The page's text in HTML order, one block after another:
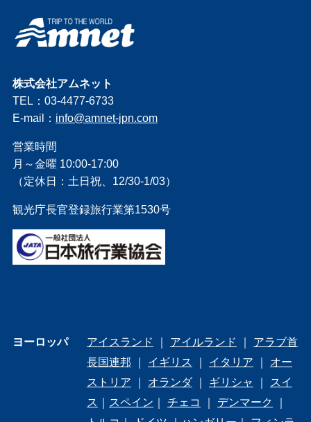
株式会社アムネット
TEL：03-4477-6733
E-mail： info@amnet-jpn.com
営業時間
月～金曜 10:00-17:00
（定休日：土日祝、12/30-1/03）
観光庁長官登録旅行業第1530号
ヨーロッパ アイスランド ｜ アイルランド ｜ アラブ首
長国連邦 ｜ イギリス ｜ イタリア ｜ オー
ストリア ｜ オランダ｜ ギリシャ ｜
スイ
ス ｜ スペイン ｜ チェコ ｜ デンマーク
｜